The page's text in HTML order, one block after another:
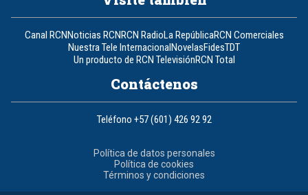
Canal RCNNoticias RCNRCN RadioLa RepúblicaRCN Comerciales
Nuestra Tele InternacionalNovelasFidesTDT
Un producto de RCN TelevisiónRCN Total
Contáctenos
Teléfono +57 (601) 426 92 92
Política de datos personales
Política de cookies
Términos y condiciones